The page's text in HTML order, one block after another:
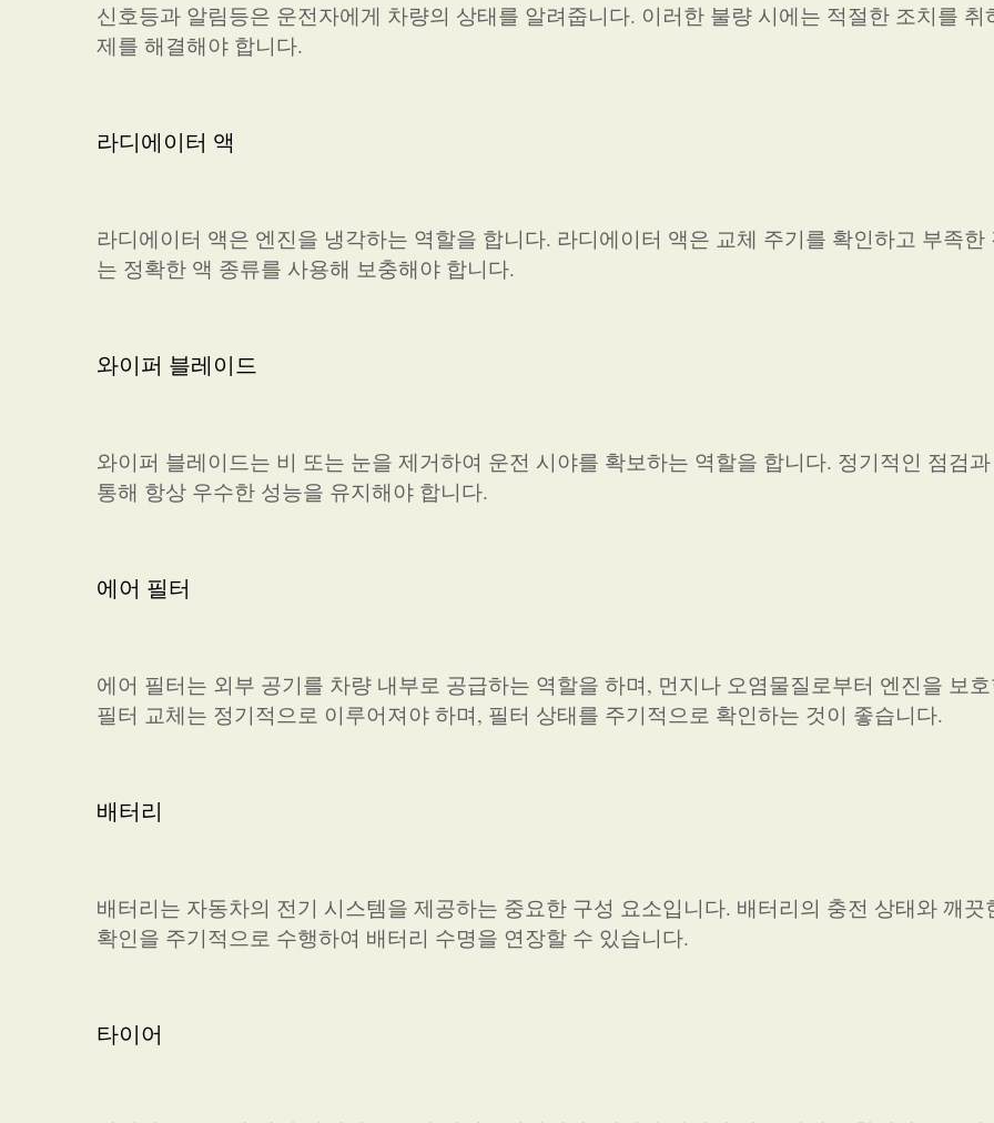
신호등과 알림등은 운전자에게 차량의 상태를 알려줍니다. 이러한 불량 시에는 적절한 조치를 취
제를 해결해야 합니다.
라디에이터 액
라디에이터 액은 엔진을 냉각하는 역할을 합니다. 라디에이터 액은 교체 주기를 확인하고 부족한
는 정확한 액 종류를 사용해 보충해야 합니다.
와이퍼 블레이드
와이퍼 블레이드는 비 또는 눈을 제거하여 운전 시야를 확보하는 역할을 합니다. 정기적인 점검
통해 항상 우수한 성능을 유지해야 합니다.
에어 필터
에어 필터는 외부 공기를 차량 내부로 공급하는 역할을 하며, 먼지나 오염물질로부터 엔진을 보
필터 교체는 정기적으로 이루어져야 하며, 필터 상태를 주기적으로 확인하는 것이 좋습니다.
배터리
배터리는 자동차의 전기 시스템을 제공하는 중요한 구성 요소입니다. 배터리의 충전 상태와 깨끗
확인을 주기적으로 수행하여 배터리 수명을 연장할 수 있습니다.
타이어